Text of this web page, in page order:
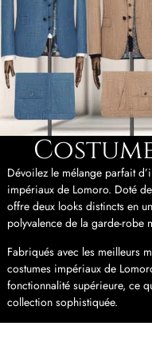
Dévoilez le mélange parfait
impériaux de Lomoro. Doté
offre deux looks distincts en
polyvalence de la garde-robe
Fabriqués avec les meilleurs
costumes impériaux de
fonctionnalité supérieure, ce
collection sophistiquée.